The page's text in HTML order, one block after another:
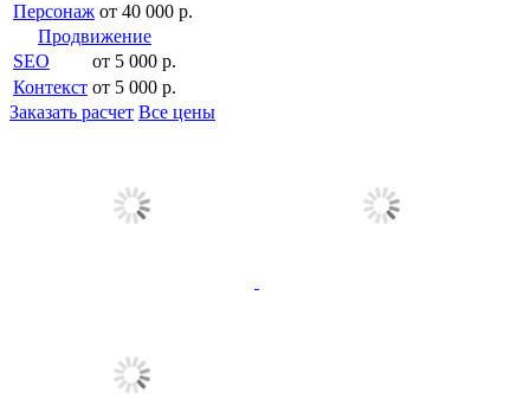
Персонаж от 40 000 р.
Продвижение
SEO
от 5 000 р.
Контекст от 5 000 р.
Заказать расчет Все цены